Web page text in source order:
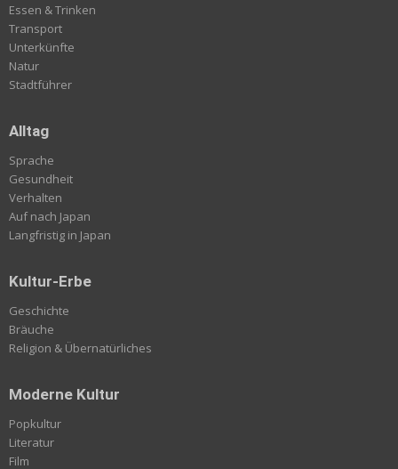
Essen & Trinken
Transport
Unterkünfte
Natur
Stadtführer
Alltag
Sprache
Gesundheit
Verhalten
Auf nach Japan
Langfristig in Japan
Kultur-Erbe
Geschichte
Bräuche
Religion & Übernatürliches
Moderne Kultur
Popkultur
Literatur
Film